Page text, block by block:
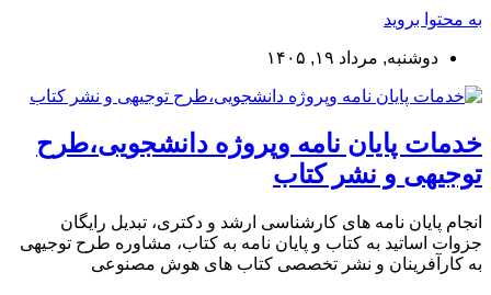
به محتوا بروید
دوشنبه, مرداد ۱۹, ۱۴۰۵
خدمات پایان نامه وپروژه دانشجویی،طرح
توجیهی و نشر کتاب
انجام پایان نامه های کارشناسی ارشد و دکتری، تبدیل رایگان
جزوات اساتید به کتاب و پایان نامه به کتاب، مشاوره طرح توجیهی
به کارآفرینان و نشر تخصصی کتاب های هوش مصنوعی